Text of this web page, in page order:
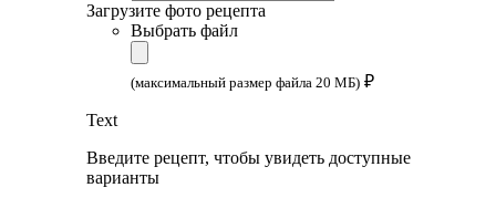
Загрузите фото рецепта
Выбрать файл
(максимальный размер файла 20 МБ) ₽
Text
Введите рецепт, чтобы увидеть доступные
варианты